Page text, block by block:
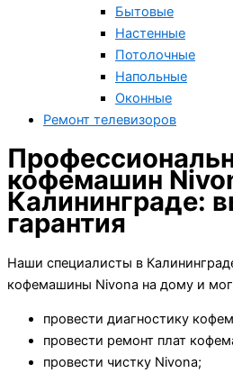
Бытовые
Настенные
Потолочные
Напольные
Оконные
Ремонт телевизоров
кофемашин
Калининграде:
гарантия
Наши специалисты в
кофемашины Nivona на дому и
провести диагностику
провести ремонт плат
провести чистку Nivona;